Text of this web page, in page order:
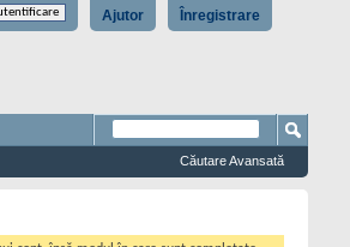
Înregistrare
Ajutor
Căutare Avansată